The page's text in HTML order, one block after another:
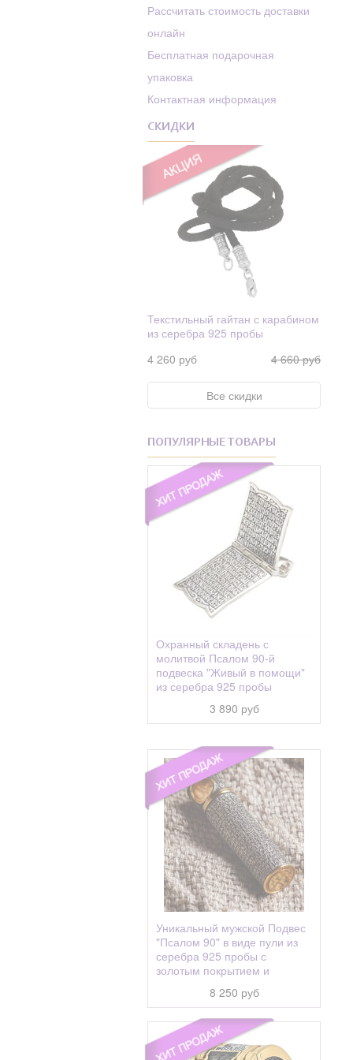
Родолит
Рубин
Сапфир
Сапфир Фианит
Swarovski
Сапфиры
Стекло
Стразы
Танзанит
Текстиль
Фианит
Фианит Swarovski
Фианит Swarovski
Жемчуг
Хризолит
Циркон
Цитрин
Шпинель
Эмаль
Алексей
Алексий (Алексей)
Алиса
Амос
Анастасий
Анастасия
Анатолий
Ангел Хранитель
Ангелина (Анжела,
Анжелика)
Андрей
Андрониковская
Антип
Антон, Антоний
Антоний
Антонина
Анфия
Аполлинарий
Аполлинария
Апполония
Апфия(Аппия)
Арефа
Ариадна (Алина, Арина)
Арсений
Арсения
Артем, Артемий
Артема апостол
Артемий (Артём)
Архип
Афанасия
Ахтырская
Беседная
Бидзина
Благодатное Небо
Рассчитать стоимость доставки
онлайн
Бесплатная подарочная
упаковка
Контактная информация
СКИДКИ
Текстильный гайтан с карабином
из серебра 925 пробы
4 260 руб
4 660 руб
Все скидки
ПОПУЛЯРНЫЕ ТОВАРЫ
Охранный складень с
молитвой Псалом 90-й
подвеска "Живый в помощи"
из серебра 925 пробы
3 890 руб
Уникальный мужской Подвес
"Псалом 90" в виде пули из
серебра 925 пробы с
золотым покрытием и
8 250 руб